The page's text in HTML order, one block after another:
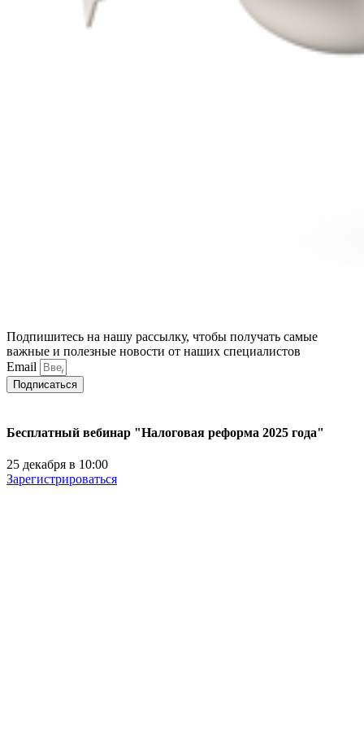
Подпишитесь на нашу рассылку, чтобы получать самые
важные и полезные новости от наших специалистов
Email
Подписаться
Бесплатный вебинар "Налоговая реформа 2025 года"
25 декабря в 10:00
Зарегистрироваться